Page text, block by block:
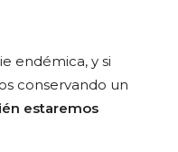
endémica, y si
conservando un
estaremos